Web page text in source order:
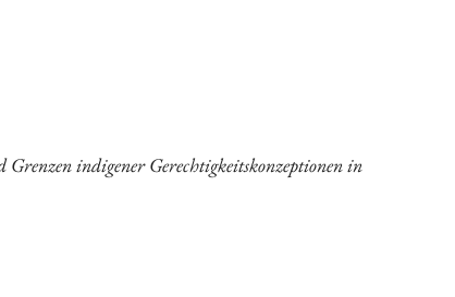
indigener Gerechtigkeits­konzeptionen in